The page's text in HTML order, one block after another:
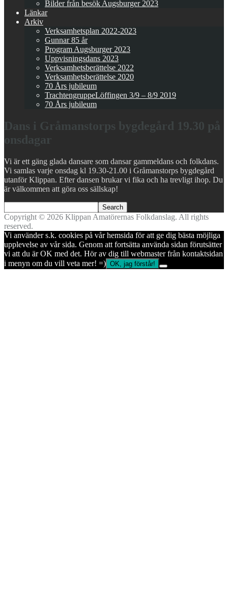
Bilder från besök Augsburger 2023
Länkar
Arkiv
Verksamhetsplan 2022-2023
Gunnar 85 år
Program Augsburger 2023
Uppvisningsdans 2023
Verksamhetsberättelse 2022
Verksamhetsberättelse 2020
70 Års jubileum
TrachtengruppeLöffingen 3/9 – 8/9 2019
70 Års jubileum
Dans i Gråmanstorps bygdegård 19.30 på
onsdagar
Vi är ett gäng glada dansare som dansar gammeldans och folkdans.
Vi samlas varje onsdag kl 19.30-21.00 i Gråmanstorps bygdegård
utanför Klippan. Efter dansen brukar vi fika och ha trevligt ihop. Du
är välkommen att göra oss sällskap!
Copyright © 2026 Klippan Amatörernas Folkdanslag. All rights
reserved.
Vi använder s.k. cookies på vår hemsida för att ge dig bästa möjliga
upplevelse av vår sida. Genom att fortsätta använda sidan förutsätter
vi att du är OK med det. Hör av dig till webmaster från kontaktsidan
i menyn om du vill veta mer! =) OK, jag förstår!